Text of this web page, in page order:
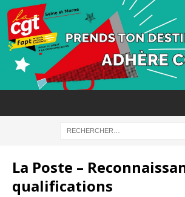
La Poste –
qualifications